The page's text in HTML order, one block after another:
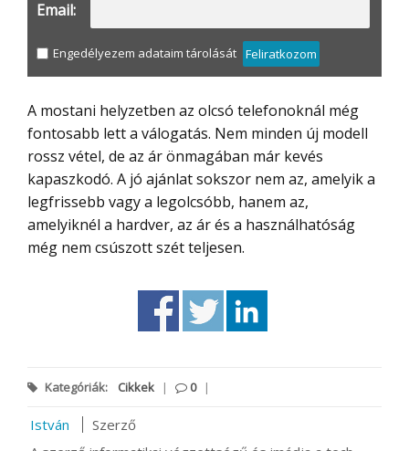
Email:
Engedélyezem adataim tárolását Feliratkozom
A mostani helyzetben az olcsó telefonoknál még
fontosabb lett a válogatás. Nem minden új modell
rossz vétel, de az ár önmagában már kevés
kapaszkodó. A jó ajánlat sokszor nem az, amelyik a
legfrissebb vagy a legolcsóbb, hanem az,
amelyiknél a hardver, az ár és a használhatóság
még nem csúszott szét teljesen.
Kategóriák: Cikkek | 0 |
István
Szerző